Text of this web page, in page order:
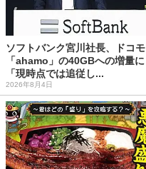
ソフトバンク宮川社長、ドコモ
「ahamo」の40GBへの増量に
「現時点では追従し...
2026年8月4日